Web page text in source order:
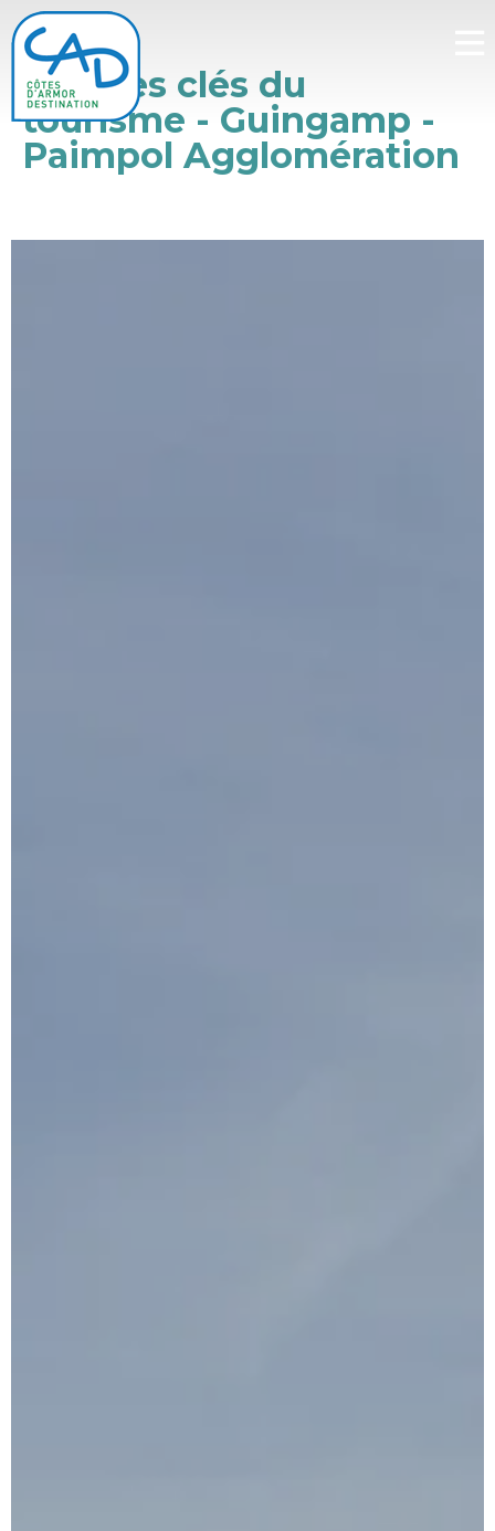
Chiffres clés du
tourisme - Guingamp -
Paimpol Agglomération